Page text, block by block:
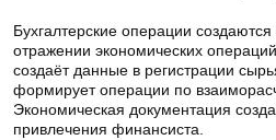
Бухгалтерские операции
отражении экономических
создаёт данные в регистрации
формирует операции по
Экономическая документация
привлечения финансиста.